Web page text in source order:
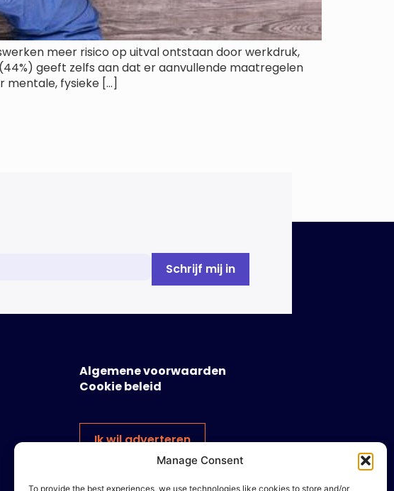
Manage Consent
To provide the best experiences, we use technologies like cookies to store and/or
meer risico op uitval ontstaan door werkdruk,
geeft zelfs aan dat er aanvullende maatregelen
mentale, fysieke […]
Algemene voorwaarden
Cookie beleid
Ik wil adverteren